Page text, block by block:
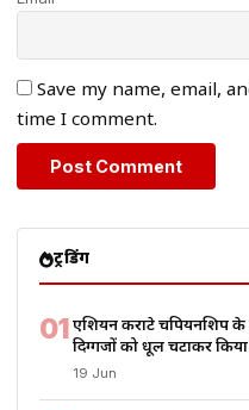
Save my name, email,
time I comment.
ट्रेंडिंग
01एशियन कराटे चैंपियनशिप
दिग्गजों को धूल चटाकर
19 Jun